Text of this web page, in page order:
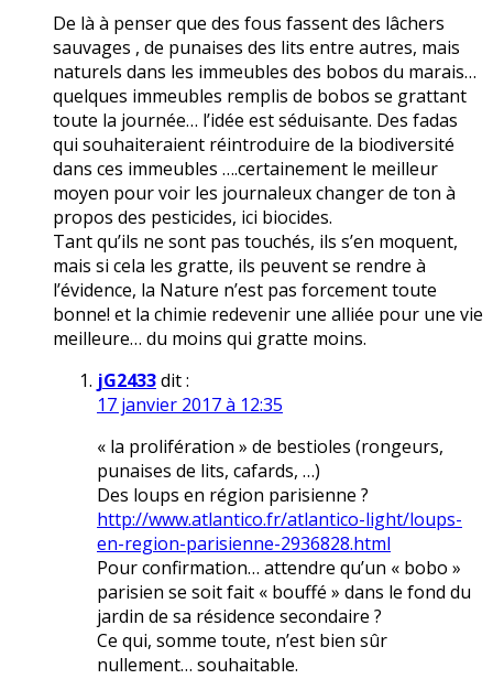
De là à penser que des fous fassent des lâchers
sauvages , de punaises des lits entre autres, mais
naturels dans les immeubles des bobos du marais…
quelques immeubles remplis de bobos se grattant
toute la journée… l’idée est séduisante. Des fadas
qui souhaiteraient réintroduire de la biodiversité
dans ces immeubles ….certainement le meilleur
moyen pour voir les journaleux changer de ton à
propos des pesticides, ici biocides.
Tant qu’ils ne sont pas touchés, ils s’en moquent,
mais si cela les gratte, ils peuvent se rendre à
l’évidence, la Nature n’est pas forcement toute
bonne! et la chimie redevenir une alliée pour une vie
meilleure… du moins qui gratte moins.
jG2433dit :
17 janvier 2017 à 12:35
« la prolifération » de bestioles (rongeurs,
punaises de lits, cafards, …)
Des loups en région parisienne ?
http://www.atlantico.fr/atlantico-light/loups-
en-region-parisienne-2936828.html
Pour confirmation… attendre qu’un « bobo »
parisien se soit fait « bouffé » dans le fond du
jardin de sa résidence secondaire ?
Ce qui, somme toute, n’est bien sûr
nullement… souhaitable.